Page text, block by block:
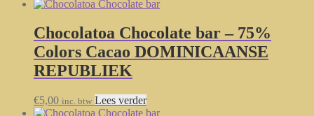
Chocolatoa Chocolate bar – 75%
Colors Cacao DOMINICAANSE
REPUBLIEK
€5,00 inc. btw Lees verder